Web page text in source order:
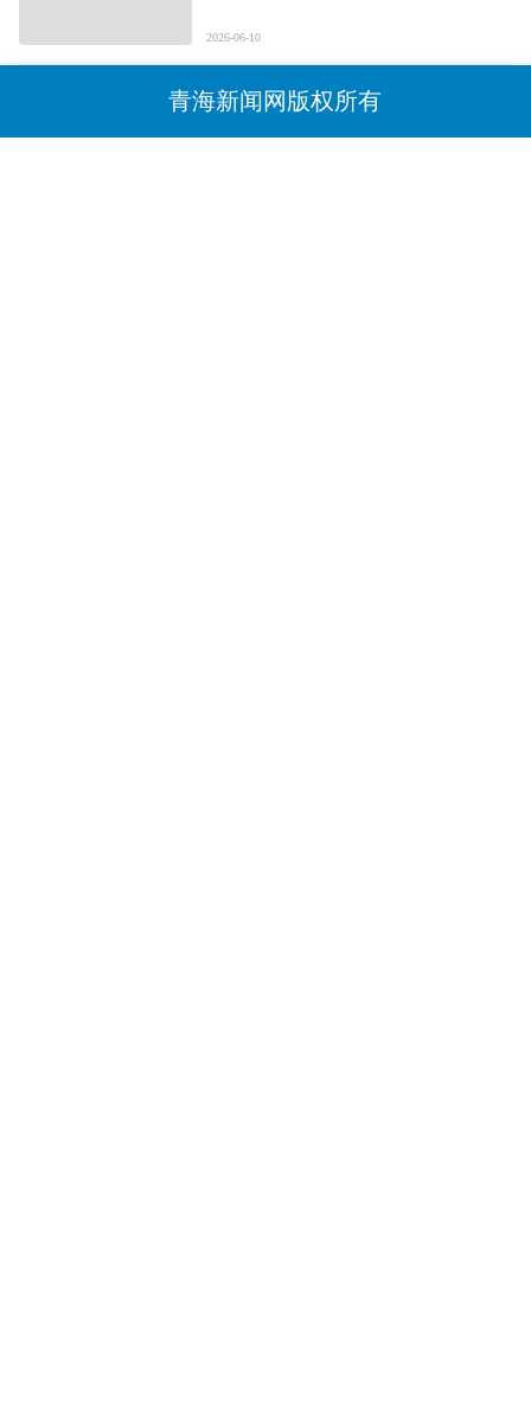
2026-06-10
青海新闻网版权所有